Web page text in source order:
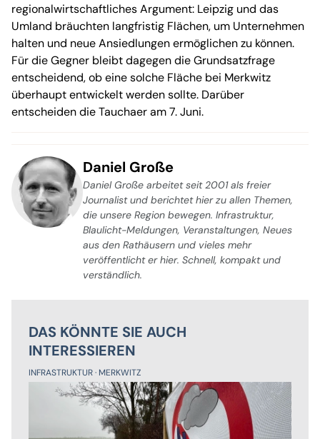
regionalwirtschaftliches Argument: Leipzig und das
Umland bräuchten langfristig Flächen, um Unternehmen
halten und neue Ansiedlungen ermöglichen zu können.
Für die Gegner bleibt dagegen die Grundsatzfrage
entscheidend, ob eine solche Fläche bei Merkwitz
überhaupt entwickelt werden sollte. Darüber
entscheiden die Tauchaer am 7. Juni.
Daniel Große
Daniel Große arbeitet seit 2001 als freier
Journalist und berichtet hier zu allen Themen,
die unsere Region bewegen. Infrastruktur,
Blaulicht-Meldungen, Veranstaltungen, Neues
aus den Rathäusern und vieles mehr
veröffentlicht er hier. Schnell, kompakt und
verständlich.
DAS KÖNNTE SIE AUCH
INTERESSIEREN
INFRASTRUKTUR MERKWITZ